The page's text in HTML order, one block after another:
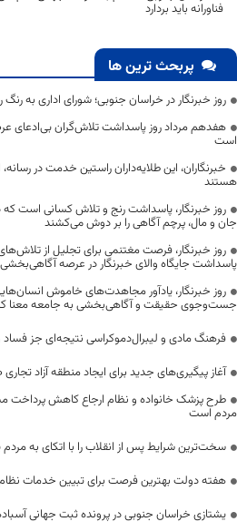
فناورانه باید بردارد
پربحث ترین ها
روز خبرنگار در خراسان جنوبی؛ شورای اداری به رنگ
هفدهم مرداد روز پاسداشت تلاش‌گران بی‌ادعای
است
خبرنگاران، این طلایه‌داران راستین خدمت در
هستند
روز خبرنگار، پاسداشت رنج و تلاش کسانی است که
جان و مال، پرچم آگاهی را بر دوش می‌کشند
روز خبرنگار، فرصت مغتنمی برای تجلیل از
پاسداشت جایگاه والای خبرنگار در عرصه آگاهی‌بخشی
روز خبرنگار، یادآور مجاهدت‌های خاموش
جست‌وجوی حقیقت و آگاهی‌بخشی به جامعه معنا
فرهنگ مادی و لیبرال‌دموکراسی نتیجه‌ای جز فساد
آغاز پیگیری‌های جدید برای ایجاد منطقه آزاد
طرح پزشک خانواده و نظام ارجاع کاهش پرداخت
مردم است
سخت‌ترین شرایط پس از انقلاب را با اتکای به
هفته دولت بهترین فرصت برای تبیین خدمات
یشتازی خراسان جنوبی در پرونده ثبت جهانی